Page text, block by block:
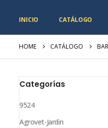
INICIO CATÁLOGO
HOME CATÁLOGO
Categorías
9524
Agrovet-Jardin